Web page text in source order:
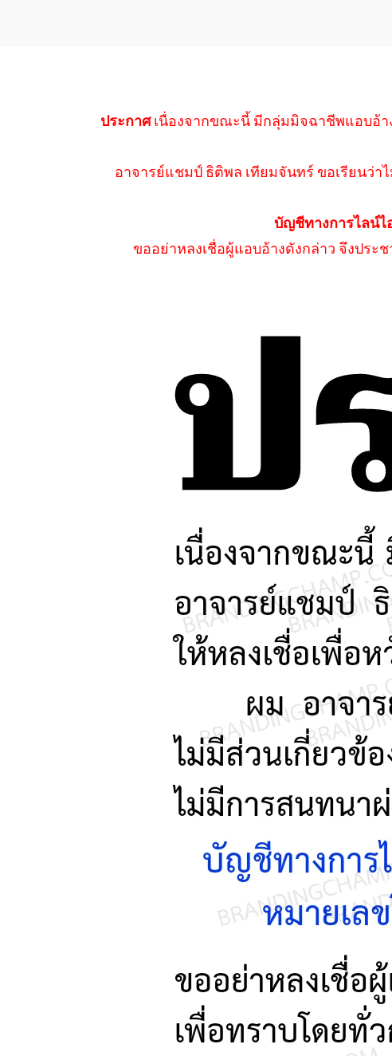
ประกาศเนื่องจากขณะนี้ มีกลุ่มมิจฉาชีพแอบอ้า
อาจารย์แชมป์ ธิติพล เทียมจันทร์ ขอเรียนว่า
บัญชีทางการไลน์ไ
ขออย่าหลงเชื่อผู้แอบอ้างดังกล่าว จึงประ